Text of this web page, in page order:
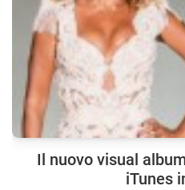
Il nuovo visual
iTunes